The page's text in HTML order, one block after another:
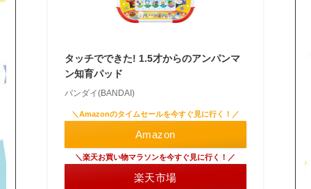
タッチでできた! 1.5才からのアンパンマ
ン知育パッド
バンダイ(BANDAI)
＼Amazonのタイムセールを今すぐ見に行く！／
Amazon
＼楽天お買い物マラソンを今すぐ見に行く！／
楽天市場